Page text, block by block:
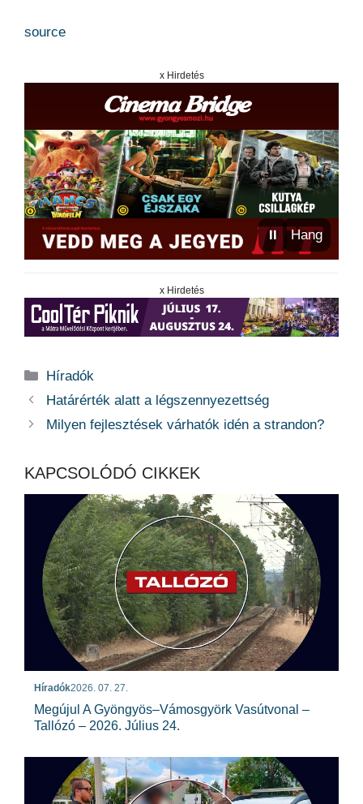
source
x Hirdetés
⏸ Hang
x Hirdetés
Kategória
Híradók
Határérték alatt a légszennyezettség
Milyen fejlesztések várhatók idén a strandon?
KAPCSOLÓDÓ CIKKEK
Híradók2026. 07. 27.
Megújul A Gyöngyös–Vámosgyörk Vasútvonal –
Tallózó – 2026. Július 24.